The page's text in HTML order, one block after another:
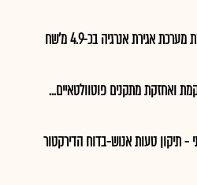
אגירת אנרגיה בכ-4.9 מ'שח
ואחזקת מתקנים פוטוולטאיים...